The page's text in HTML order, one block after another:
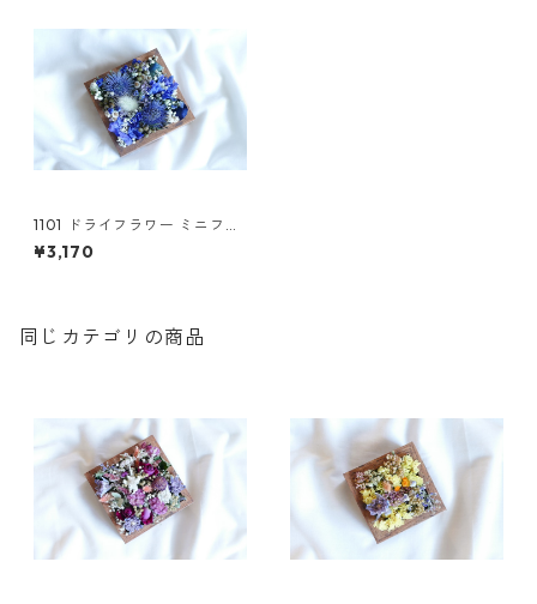
1101 ドライフラワー ミニフレ
ーム(L)
¥3,170
同じカテゴリの商品